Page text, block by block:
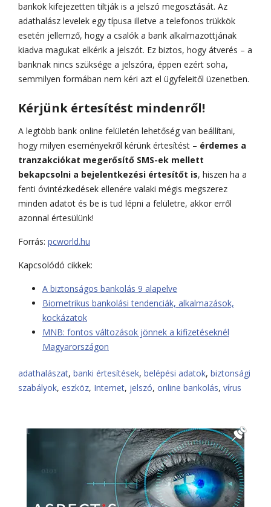
bankok kifejezetten tiltják is a jelszó megosztását. Az
adathalász levelek egy típusa illetve a telefonos trükkök
esetén jellemző, hogy a csalók a bank alkalmazottjának
kiadva magukat elkérik a jelszót. Ez biztos, hogy átverés – a
banknak nincs szüksége a jelszóra, éppen ezért soha,
semmilyen formában nem kéri azt el ügyfeleitől üzenetben.
Kérjünk értesítést mindenről!
A legtöbb bank online felületén lehetőség van beállítani,
hogy milyen eseményekről kérünk értesítést – érdemes a
tranzakciókat megerősítő SMS-ek mellett
bekapcsolni a bejelentkezési értesítőt is, hiszen ha a
fenti óvintézkedések ellenére valaki mégis megszerez
minden adatot és be is tud lépni a felületre, akkor erről
azonnal értesülünk!
Forrás: pcworld.hu
Kapcsolódó cikkek:
A biztonságos bankolás 9 alapelve
Biometrikus bankolási tendenciák, alkalmazások,
kockázatok
MNB: fontos változások jönnek a kifizetéseknél
Magyarországon
adathalászat, banki értesítések, belépési adatok, biztonsági
szabályok, eszköz, Internet, jelszó, online bankolás, vírus